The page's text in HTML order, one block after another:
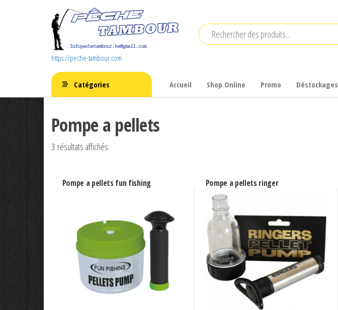
https://peche-tambour.com
Catégories Accueil Shop Online Promo Déstockages
Pompe a pellets
3 résultats affichés
Pompe a pellets fun fishing Pompe a pellets ringer